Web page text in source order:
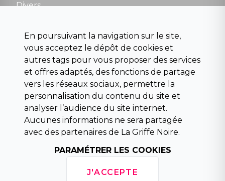
Divers
Para scolaire
Histoire
Pochoteque
Pleiade
INFORMATIONS
Droit de rétractation
Conditions générales de vente
Mentions légales
Horaires d'ouverture
En poursuivant la navigation sur le site,
vous acceptez le dépôt de cookies et
autres tags pour vous proposer des services
et offres adaptés, des fonctions de partage
vers les réseaux sociaux, permettre la
personnalisation du contenu du site et
analyser l’audience du site internet.
Aucunes informations ne sera partagée
avec des partenaires de La Griffe Noire.
PARAMÉTRER LES COOKIES
J'ACCEPTE